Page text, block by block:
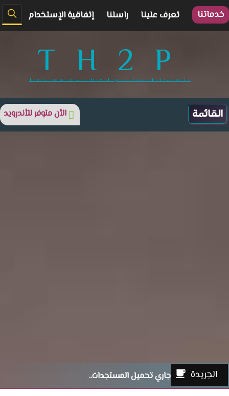
خدماتنا تعرف علينا راسلنا إتفاقية الإستخدام
TH2P
Technic Help To Plant
الأن متوفر للأندرويد
الجريدة جاري تحميل المستجدات..